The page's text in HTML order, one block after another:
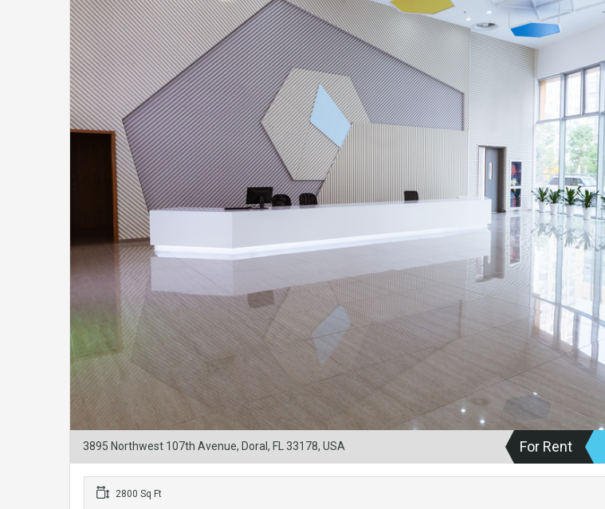
3895 Northwest 107th Avenue, Doral, FL 33178, USA For Rent
2800 Sq Ft